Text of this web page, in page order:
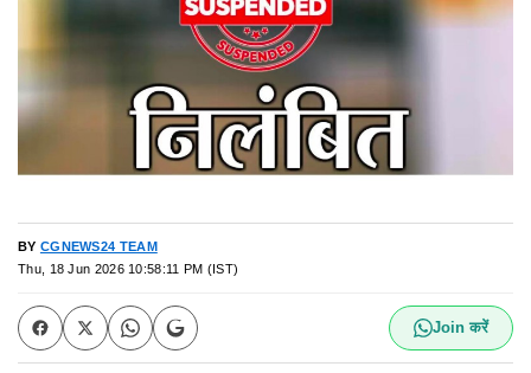
BY CGNEWS24 TEAM
Thu, 18 Jun 2026 10:58:11 PM (IST)
Join करें